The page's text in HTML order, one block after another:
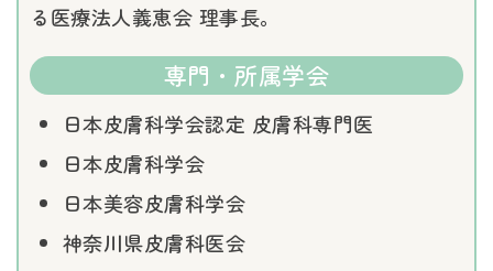
る医療法人義恵会 理事長。
専門・所属学会
日本皮膚科学会認定 皮膚科専門医
日本皮膚科学会
日本美容皮膚科学会
神奈川県皮膚科医会